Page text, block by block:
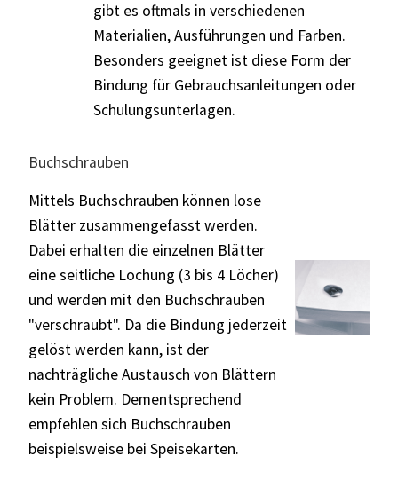
gibt es oftmals in verschiedenen
Materialien, Ausführungen und Farben.
Besonders geeignet ist diese Form der
Bindung für Gebrauchsanleitungen oder
Schulungsunterlagen.
Buchschrauben
Mittels Buchschrauben können lose
Blätter zusammengefasst werden.
Dabei erhalten die einzelnen Blätter
eine seitliche Lochung (3 bis 4 Löcher)
und werden mit den Buchschrauben
"verschraubt". Da die Bindung jederzeit
gelöst werden kann, ist der
nachträgliche Austausch von Blättern
kein Problem. Dementsprechend
empfehlen sich Buchschrauben
beispielsweise bei Speisekarten.